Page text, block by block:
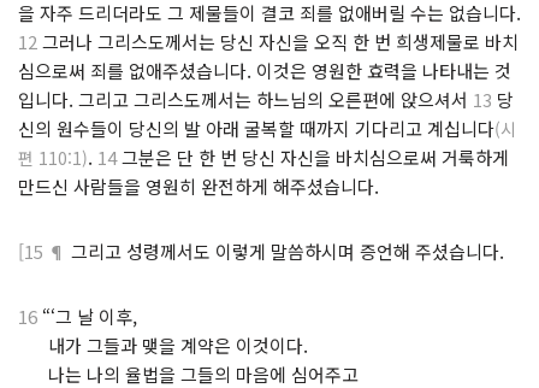
을 자주 드리더라도 그 제물들이 결코 죄를 없애버릴 수는 없습니다.
12 그러나 그리스도께서는 당신 자신을 오직 한 번 희생제물로 바치
심으로써 죄를 없애주셨습니다. 이것은 영원한 효력을 나타내는 것
입니다. 그리고 그리스도께서는 하느님의 오른편에 앉으셔서 13 당
신의 원수들이 당신의 발 아래 굴복할 때까지 기다리고 계십니다(시
편 110:1). 14그분은 단 한 번 당신 자신을 바치심으로써 거룩하게
만드신 사람들을 영원히 완전하게 해주셨습니다.
[15 ¶ 그리고 성령께서도 이렇게 말씀하시며 증언해 주셨습니다.
16 “‘그 날 이후,
내가 그들과 맺을 계약은 이것이다.
나는 나의 율법을 그들의 마음에 심어주고